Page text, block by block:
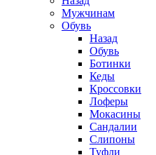
Мужчинам
Обувь
Назад
Обувь
Ботинки
Кеды
Кроссовки
Лоферы
Мокасины
Сандалии
Слипоны
Туфли